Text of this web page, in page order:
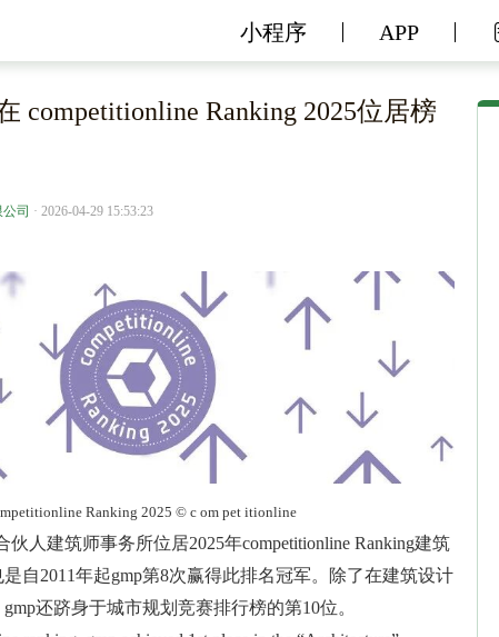
小程序 APP
competitionline Ranking 2025位居榜
司 · 2026-04-29 15:53:23
Ranking 2025 © c om pet itionline
伙人建筑师事务所位居2025年competitionline Ranking建筑
自2011年起gmp第8次赢得此排名冠军。除了在建筑设计
还跻身于城市规划竞赛排行榜的第10位。